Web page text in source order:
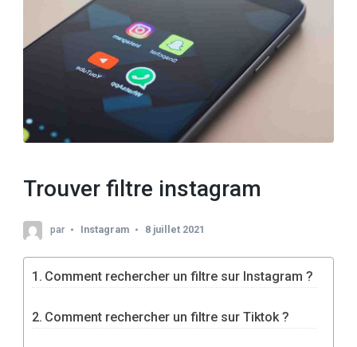
Trouver filtre instagram
par Instagram 8 juillet 2021
Comment rechercher un filtre sur Instagram ?
Comment rechercher un filtre sur Tiktok ?